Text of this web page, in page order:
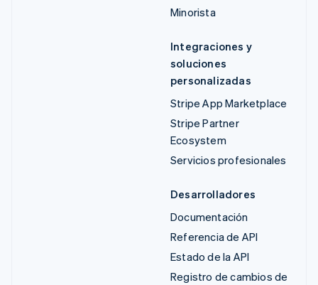
Minorista
Integraciones y
soluciones
personalizadas
Stripe App Marketplace
Stripe Partner
Ecosystem
Servicios profesionales
Desarrolladores
Documentación
Referencia de API
Estado de la API
Registro de cambios de